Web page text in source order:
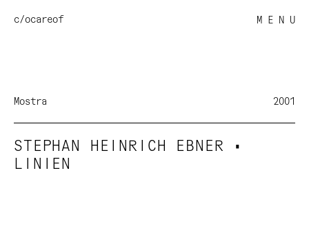
c/ocareof M E N U
Mostra 2001
STEPHAN HEINRICH EBNER •
LINIEN